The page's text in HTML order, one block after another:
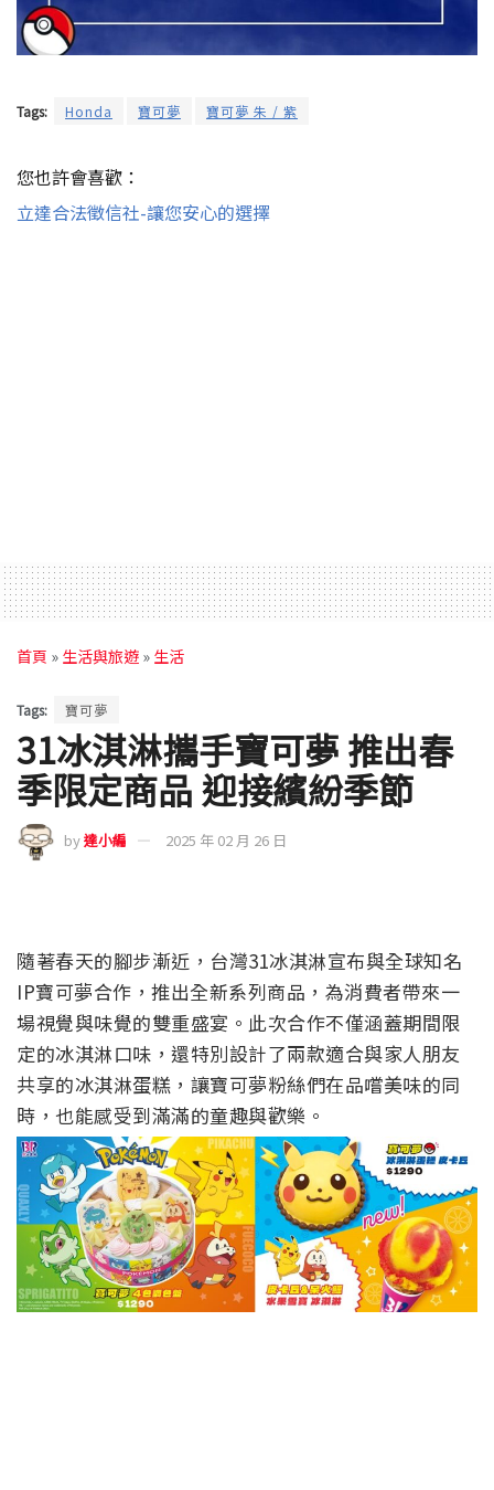
Tags: Honda 寶可夢 寶可夢 朱 / 紫
您也許會喜歡：
立達合法徵信社-讓您安心的選擇
首頁 » 生活與旅遊 » 生活
Tags: 寶可夢
31冰淇淋攜手寶可夢 推出春
季限定商品 迎接繽紛季節
by達小編 2025 年 02 月 26 日
隨著春天的腳步漸近，台灣31冰淇淋宣布與全球知名
IP寶可夢合作，推出全新系列商品，為消費者帶來一
場視覺與味覺的雙重盛宴。此次合作不僅涵蓋期間限
定的冰淇淋口味，還特別設計了兩款適合與家人朋友
共享的冰淇淋蛋糕，讓寶可夢粉絲們在品嚐美味的同
時，也能感受到滿滿的童趣與歡樂。